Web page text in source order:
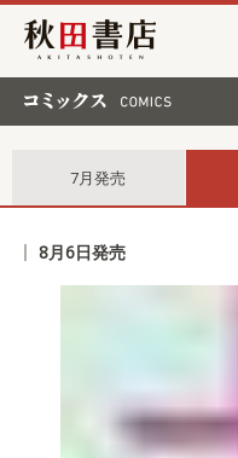
秋田書店
7月発売
8月6日発売